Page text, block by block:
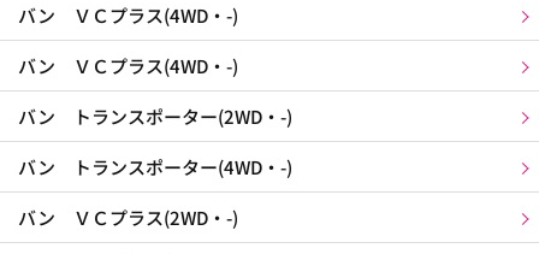
バン ＶＣプラス(4WD・-)
バン ＶＣプラス(4WD・-)
バン トランスポーター(2WD・-)
バン トランスポーター(4WD・-)
バン ＶＣプラス(2WD・-)